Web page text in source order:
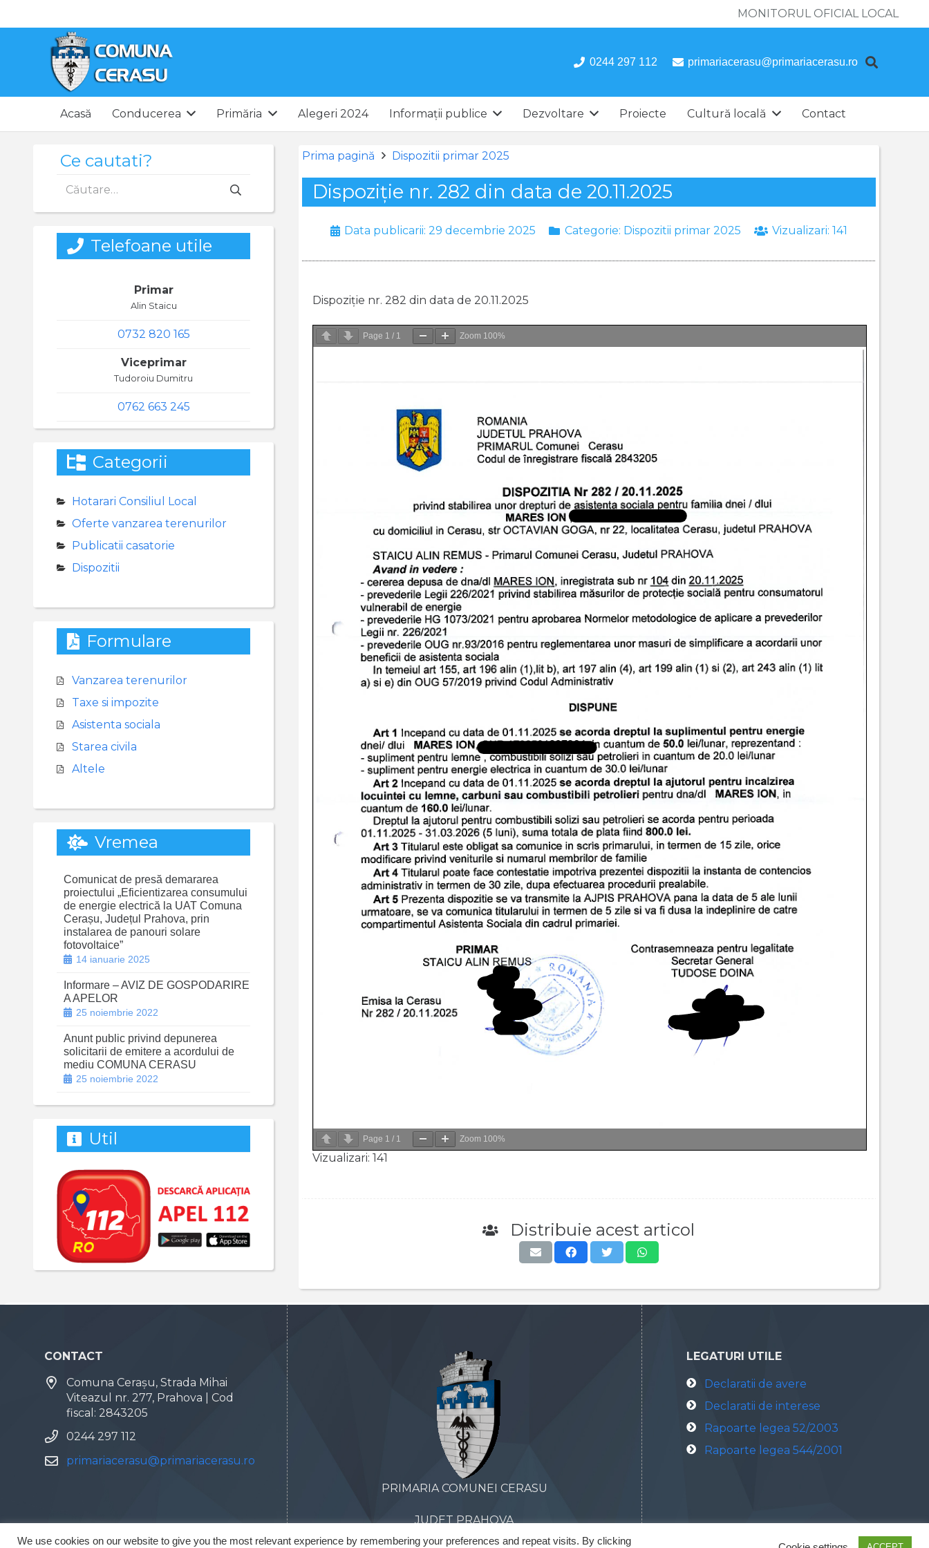
MONITORUL OFICIAL LOCAL
0244 297 112 primariacerasu@primariacerasu.ro
Acasă Conducerea Primăria Alegeri 2024 Informații publice Dezvoltare Proiecte Cultură locală Contact
Prima pagină Dispozitii primar 2025
Dispoziție nr. 282 din data de 20.11.2025
Data publicarii:29 decembrie 2025 Categorie: Dispozitii primar 2025 Vizualizari:141
Dispoziție nr. 282 din data de 20.11.2025
Page 1 / 1 Zoom 100%
Page 1 / 1 Zoom 100%
Vizualizari: 141
Distribuie acest articol
Ce cautati?
după:
Telefoane utile
Primar
Alin Staicu
0732 820 165
Viceprimar
Tudoroiu Dumitru
0762 663 245
Categorii
Hotarari Consiliul Local
Oferte vanzarea terenurilor
Publicatii casatorie
Dispozitii
Formulare
Vanzarea terenurilor
Taxe si impozite
Asistenta sociala
Starea civila
Altele
Vremea
Comunicat de presă demararea
proiectului „Eficientizarea consumului
de energie electrică la UAT Comuna
Cerașu, Județul Prahova, prin
instalarea de panouri solare
fotovoltaice”
14 ianuarie 2025
Informare – AVIZ DE GOSPODARIRE
A APELOR
25 noiembrie 2022
Anunt public privind depunerea
solicitarii de emitere a acordului de
mediu COMUNA CERASU
25 noiembrie 2022
Util
CONTACT
Comuna Cerașu, Strada Mihai
Viteazul nr. 277, Prahova | Cod
fiscal: 2843205
0244 297 112
primariacerasu@primariacerasu.ro
PRIMARIA COMUNEI CERASU
JUDET PRAHOVA
LEGATURI UTILE
Declaratii de avere
Declaratii de interese
Rapoarte legea 52/2003
Rapoarte legea 544/2001
We use cookies on our website to give you the most relevant experience by remembering your preferences and repeat visits. By clicking